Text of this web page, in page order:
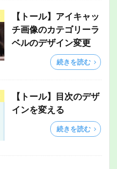
【トール】アイキャッ
チ画像のカテゴリーラ
ベルのデザイン変更
続きを読む
【トール】目次のデザ
インを変える
続きを読む